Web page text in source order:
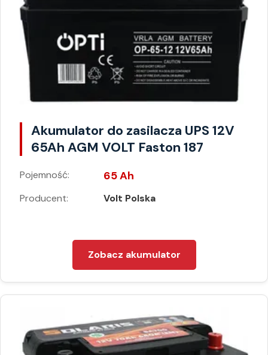
Akumulator do zasilacza UPS 12V
65Ah AGM VOLT Faston 187
Pojemność: 65 Ah
Producent: Volt Polska
Zobacz akumulator